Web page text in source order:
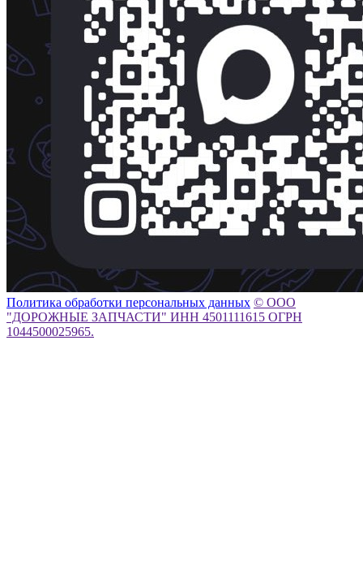
Политика обработки персональных данных © ООО
"ДОРОЖНЫЕ ЗАПЧАСТИ" ИНН 4501111615 ОГРН
1044500025965.